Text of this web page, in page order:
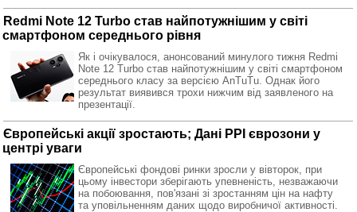
Redmi Note 12 Turbo став найпотужнішим у світі
смартфоном середнього рівня
Як і очікувалося, анонсований минулого тижня Redmi
Note 12 Turbo став найпотужнішим у світі смартфоном
середнього класу за версією AnTuTu. Однак його
результат виявився трохи нижчим від заявленого на
презентації.
Європейські акції зростають; Дані PPI єврозони у
центрі уваги
Європейські фондові ринки зросли у вівторок, при
цьому інвестори зберігають упевненість, незважаючи
на побоювання, пов'язані зі зростанням цін на нафту
та уповільненням даних щодо виробничої активності.